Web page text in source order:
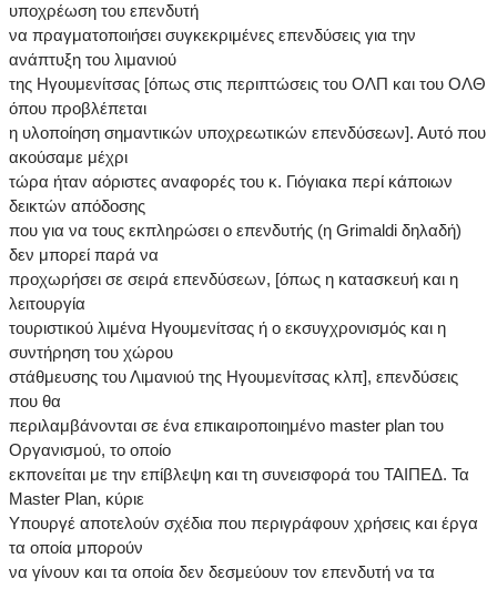
υποχρέωση του επενδυτή
να πραγματοποιήσει συγκεκριμένες επενδύσεις για την
ανάπτυξη του λιμανιού
της Ηγουμενίτσας [όπως στις περιπτώσεις του ΟΛΠ και του ΟΛΘ
όπου προβλέπεται
η υλοποίηση σημαντικών υποχρεωτικών επενδύσεων]. Αυτό που
ακούσαμε μέχρι
τώρα ήταν αόριστες αναφορές του κ. Γιόγιακα περί κάποιων
δεικτών απόδοσης
που για να τους εκπληρώσει ο επενδυτής (η Grimaldi δηλαδή)
δεν μπορεί παρά να
προχωρήσει σε σειρά επενδύσεων, [όπως η κατασκευή και η
λειτουργία
τουριστικού λιμένα Ηγουμενίτσας ή ο εκσυγχρονισμός και η
συντήρηση του χώρου
στάθμευσης του Λιμανιού της Ηγουμενίτσας κλπ], επενδύσεις
που θα
περιλαμβάνονται σε ένα επικαιροποιημένο master plan του
Οργανισμού, το οποίο
εκπονείται με την επίβλεψη και τη συνεισφορά του ΤΑΙΠΕΔ. Τα
Master Plan, κύριε
Υπουργέ αποτελούν σχέδια που περιγράφουν χρήσεις και έργα
τα οποία μπορούν
να γίνουν και τα οποία δεν δεσμεύουν τον επενδυτή να τα